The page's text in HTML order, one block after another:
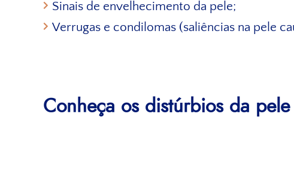
Sinais de envelhecimento da pele;
Verrugas e condilomas (saliências na pele
Conheça os distúrbios da